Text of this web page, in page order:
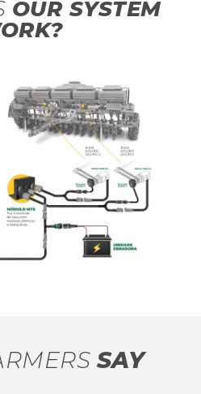
OUR SYSTEM
SAY